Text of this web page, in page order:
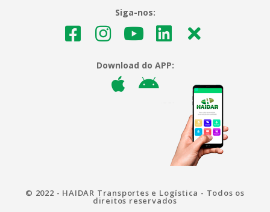
Siga-nos:
Download do APP:
© 2022 - HAIDAR Transportes e Logística - Todos os
direitos reservados